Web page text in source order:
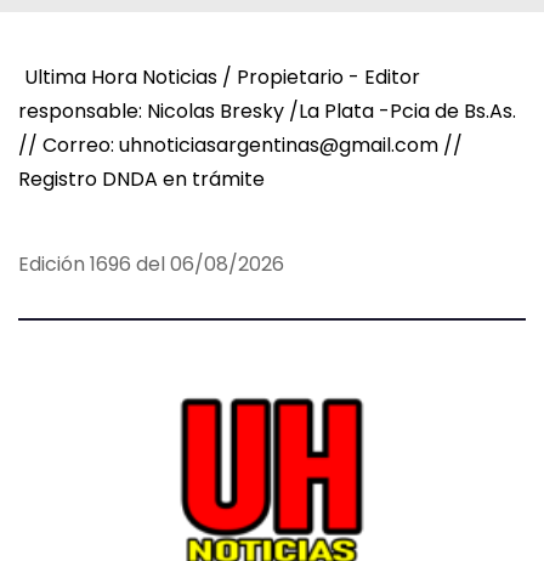
Ultima Hora Noticias / Propietario - Editor
responsable: Nicolas Bresky /La Plata -Pcia de Bs.As.
// Correo: uhnoticiasargentinas@gmail.com //
Registro DNDA en trámite
Edición 1696 del 06/08/2026